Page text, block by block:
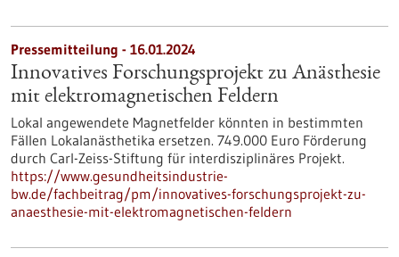
Pressemitteilung - 16.01.2024
Innovatives Forschungsprojekt zu Anästhesie
mit elektromagnetischen Feldern
Lokal angewendete Magnetfelder könnten in bestimmten
Fällen Lokalanästhetika ersetzen. 749.000 Euro Förderung
durch Carl-Zeiss-Stiftung für interdisziplinäres Projekt.
https://www.gesundheitsindustrie-
bw.de/fachbeitrag/pm/innovatives-forschungsprojekt-zu-
anaesthesie-mit-elektromagnetischen-feldern